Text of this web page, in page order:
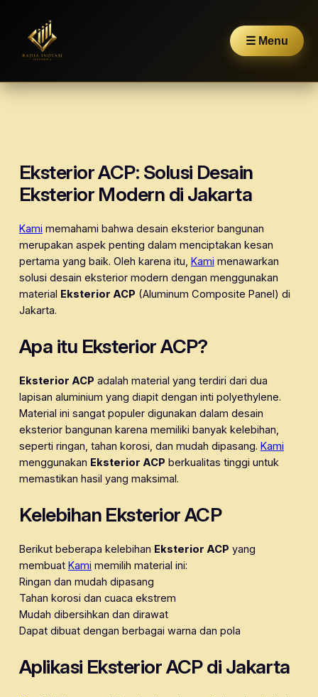
☰ Menu
Skip
Eksterior ACP: Solusi Desain
Eksterior Modern di Jakarta
Kami memahami bahwa desain eksterior bangunan
merupakan aspek penting dalam menciptakan kesan
pertama yang baik. Oleh karena itu, Kami menawarkan
solusi desain eksterior modern dengan menggunakan
material Eksterior ACP (Aluminum Composite Panel) di
Jakarta.
Apa itu Eksterior ACP?
Eksterior ACP adalah material yang terdiri dari dua
lapisan aluminium yang diapit dengan inti polyethylene.
Material ini sangat populer digunakan dalam desain
eksterior bangunan karena memiliki banyak kelebihan,
seperti ringan, tahan korosi, dan mudah dipasang. Kami
menggunakan Eksterior ACP berkualitas tinggi untuk
memastikan hasil yang maksimal.
Kelebihan Eksterior ACP
Berikut beberapa kelebihan Eksterior ACP yang
membuat Kami memilih material ini:
Ringan dan mudah dipasang
Tahan korosi dan cuaca ekstrem
Mudah dibersihkan dan dirawat
Dapat dibuat dengan berbagai warna dan pola
Aplikasi Eksterior ACP di Jakarta